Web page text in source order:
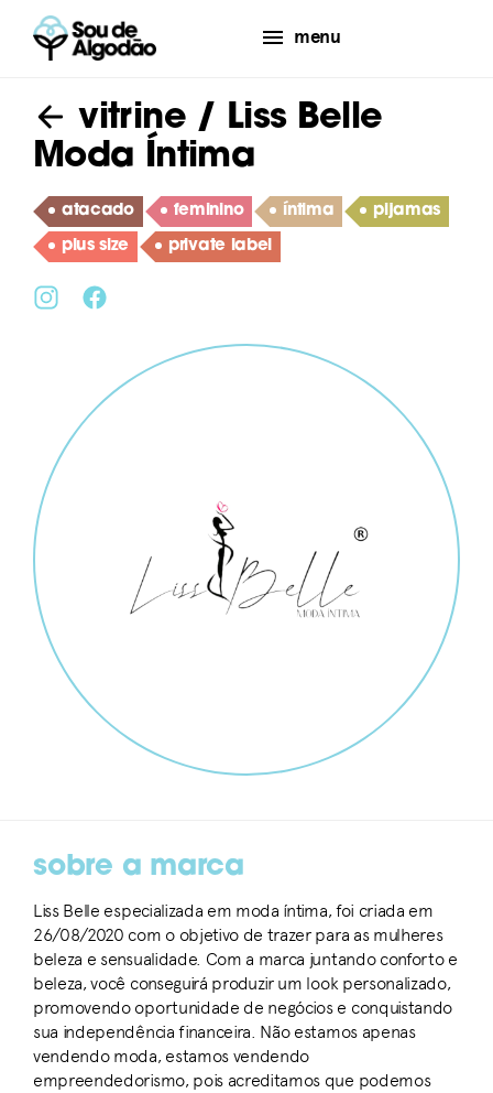
menu
vitrine/ Liss Belle
Moda Íntima
atacado feminino íntima pijamas
plus size private label
sobre a marca
Liss Belle especializada em moda íntima, foi criada em
26/08/2020 com o objetivo de trazer para as mulheres
beleza e sensualidade. Com a marca juntando conforto e
beleza, você conseguirá produzir um look personalizado,
promovendo oportunidade de negócios e conquistando
sua independência financeira. Não estamos apenas
vendendo moda, estamos vendendo
empreendedorismo, pois acreditamos que podemos